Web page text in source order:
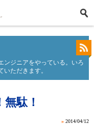
ンジニアをやっている。いろ
ただきます。
駄！
» 2014/04/12